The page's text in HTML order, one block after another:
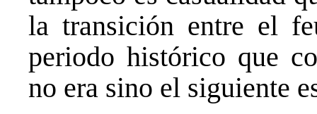
la transición entre el
periodo histórico que
no era sino el siguiente